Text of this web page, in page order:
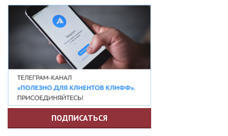
ПОДПИСАТЬСЯ